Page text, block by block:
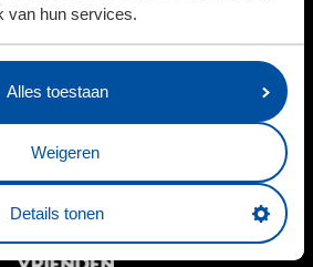
van hun services.
Alles toestaan
Weigeren
Details tonen